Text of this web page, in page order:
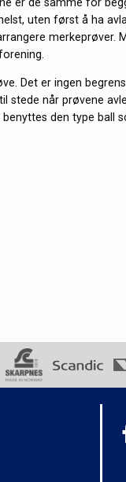
uten først å ha
merkeprøver.
Det er ingen
når prøvene
den type ball